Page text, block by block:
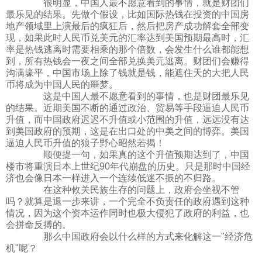
很明显，中国人最不愿意看到的事情，就是财团们
最乐见的结果。先做个假设，比如国际热钱在投资的中国房
地产领域里上演最后的疯狂后，然后把房产成功解套全部变
现，如果此时人民币兑美元的汇率达到美国预期最高时，汇
率是热钱逃离时需要相乘的那个倍数，会发生什么谁都能想
到，所有热钱会一夜之间全部兑换美元逃离。财团们会赚得
沟满壕平，中国市场上除了钱就是钱，能遮住天的大把人民
币将成为中国人民的噩梦。
这是中国人最不愿意看到的事情，也是财团最乐见
的结果。近期美国不断的通过政治、贸易等手段逼迫人民币
升值，而中国政府迟迟不升值或小范围的升值，远远没有达
到美国政府的预期，这是在出口处的中美之间的博弈。美国
逼迫人民币升值的狼子野心昭然若揭！
顺便提一句，如果真的这个升值预期达到了，中国
楼市将重演日本上世纪90年代崩盘的历史。只是那时中国经
济也会像日本一样进入一个连续低迷不振的不归路。
在这种攸关民族生存的问题上，政府会坐视不管
吗？就算是退一步来讲，一个完全不负责任的政府遇到这种
情况，因为这个资本运作同时也极大侵犯了政府的利益，也
会拼命反搏的。
那么中国政府会以什么样的方式来化解这一"经济危
机"呢？